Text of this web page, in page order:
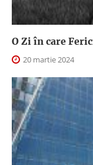
O Zi în care
20 martie 2024